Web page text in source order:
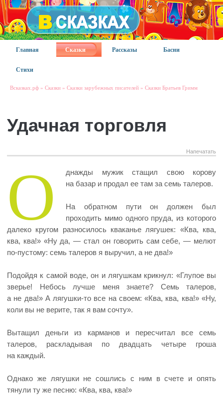
Главная Сказки Рассказы Басни
Стихи
Всказках.рф » Сказки » Сказки зарубежных писателей » Сказки Братьев Гримм
Удачная торговля
Напечатать
О
днажды мужик стащил свою корову
на базар и продал ее там за семь талеров.
На обратном пути он должен был
проходить мимо одного пруда, из которого
далеко кругом разносилось кваканье лягушек: «Ква, ква,
ква, ква!» «Ну да, — стал он говорить сам себе, — мелют
по-пустому: семь талеров я выручил, а не два!»
Подойдя к самой воде, он и лягушкам крикнул: «Глупое вы
зверье! Небось лучше меня знаете? Семь талеров,
а не два!» А лягушки-то все на своем: «Ква, ква, ква!» «Ну,
коли вы не верите, так я вам сочту».
Вытащил деньги из карманов и пересчитал все семь
талеров, раскладывая по двадцать четыре гроша
на каждый.
Однако же лягушки не сошлись с ним в счете и опять
тянули ту же песню: «Ква, ква, ква!»